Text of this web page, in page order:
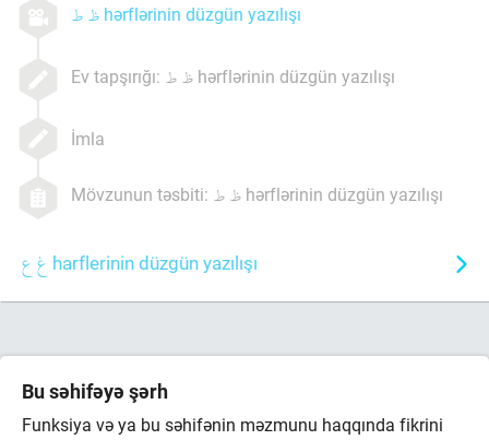
hərflərinin düzgün yazılışı
Ev tapşırığı: hərflərinin düzgün yazılışı
İmla
Mövzunun təsbiti: hərflərinin düzgün yazılışı
harflerinin düzgün yazılışı
Bu səhifəyə şərh
Funksiya və ya bu səhifənin məzmunu haqqında fikrini